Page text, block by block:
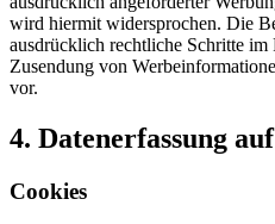
wird hiermit widersprochen. Die
ausdrücklich rechtliche Schritte im
Zusendung von
vor.
4. Datenerfassung
Cookies